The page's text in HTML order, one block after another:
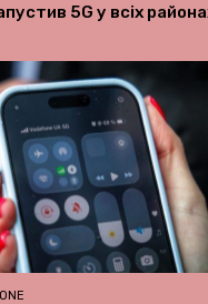
5G у всіх